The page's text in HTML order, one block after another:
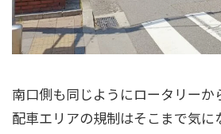
南口側も同じようにロータリーか
配車エリアの規制はそこまで気に